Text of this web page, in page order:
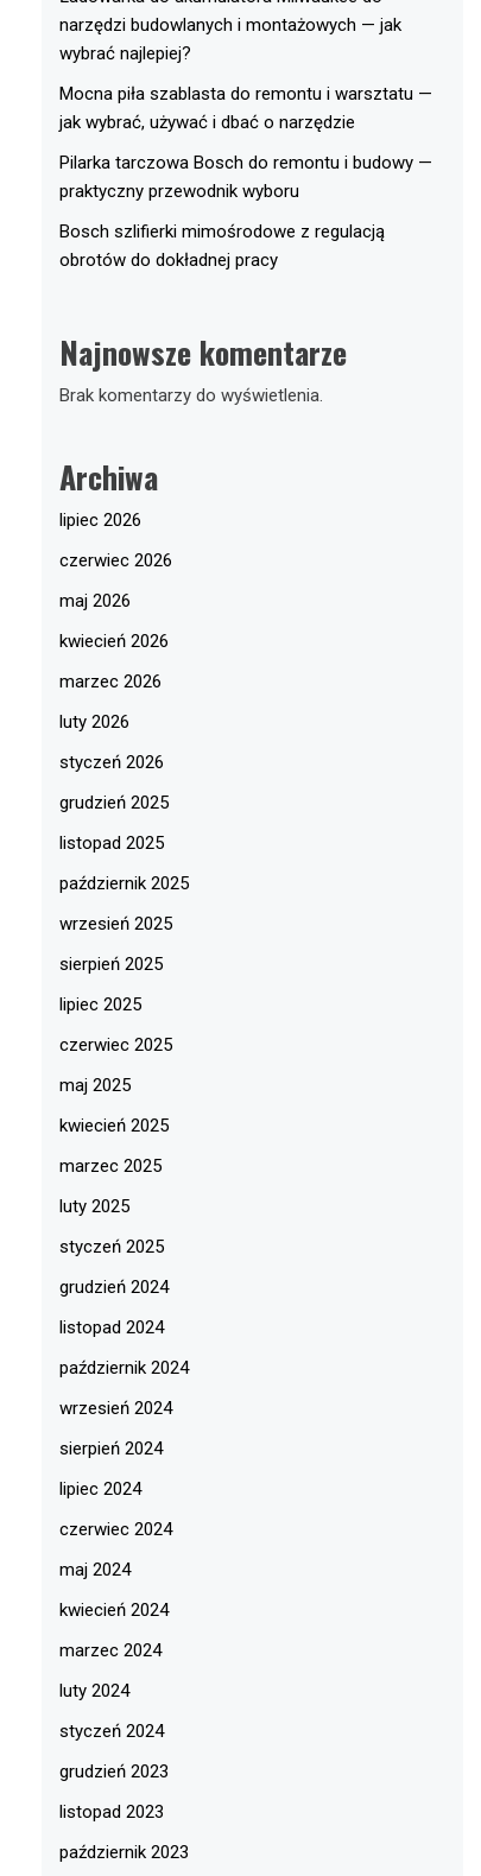
narzędzi budowlanych i montażowych — jak
wybrać najlepiej?
Mocna piła szablasta do remontu i warsztatu —
jak wybrać, używać i dbać o narzędzie
Pilarka tarczowa Bosch do remontu i budowy —
praktyczny przewodnik wyboru
Bosch szlifierki mimośrodowe z regulacją
obrotów do dokładnej pracy
Najnowsze komentarze
Brak komentarzy do wyświetlenia.
Archiwa
lipiec 2026
czerwiec 2026
maj 2026
kwiecień 2026
marzec 2026
luty 2026
styczeń 2026
grudzień 2025
listopad 2025
październik 2025
wrzesień 2025
sierpień 2025
lipiec 2025
czerwiec 2025
maj 2025
kwiecień 2025
marzec 2025
luty 2025
styczeń 2025
grudzień 2024
listopad 2024
październik 2024
wrzesień 2024
sierpień 2024
lipiec 2024
czerwiec 2024
maj 2024
kwiecień 2024
marzec 2024
luty 2024
styczeń 2024
grudzień 2023
listopad 2023
październik 2023